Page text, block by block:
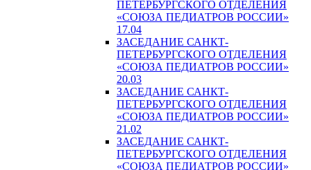
ПЕТЕРБУРГСКОГО ОТДЕЛЕНИЯ
«СОЮЗА ПЕДИАТРОВ РОССИИ»
17.04
ЗАСЕДАНИЕ САНКТ-
ПЕТЕРБУРГСКОГО ОТДЕЛЕНИЯ
«СОЮЗА ПЕДИАТРОВ РОССИИ»
20.03
ЗАСЕДАНИЕ САНКТ-
ПЕТЕРБУРГСКОГО ОТДЕЛЕНИЯ
«СОЮЗА ПЕДИАТРОВ РОССИИ»
21.02
ЗАСЕДАНИЕ САНКТ-
ПЕТЕРБУРГСКОГО ОТДЕЛЕНИЯ
«СОЮЗА ПЕДИАТРОВ РОССИИ»